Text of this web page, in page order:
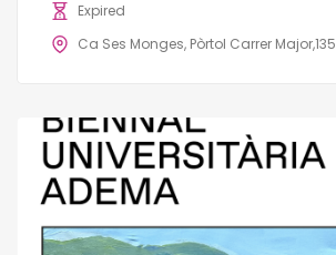
Expired
Ca Ses Monges, Pòrtol Carrer Major,135